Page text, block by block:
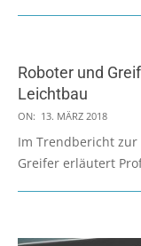
Roboter und
Leichtbau
2018-
03-
13
ON: 13. MÄRZ 2018
Im Trendbericht
Greifer erläutert